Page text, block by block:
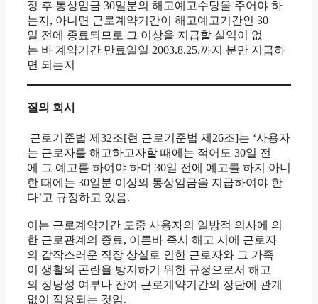
정 후 통상임금 30일분의 해고예고수당을 주어야 하
는지, 아니면 근로계약기간이 해고예고기간인 30
일 전에 종료되므로 그 이상을 지급할 실익이 없
는 바 계약기간 만료일일 2003.8.25.까지 분만 지급하
면 되는지
질의 회시
근로기준법 제32조[현 근로기준법 제26조]는 ‘사용자
는 근로자를 해고하고자할 때에는 적어도 30일 전
에 그 예고를 하여야 하며 30일 전에 예고를 하지 아니
한 때에는 30일분 이상의 통상임금을 지급하여야 한
다’고 규정하고 있음.
이는 근로계약기간 도중 사용자의 일방적 의사에 의
한 근로관계의 종료, 이른바 즉시 해고 시에 근로자
의 갑작스러운 직장 상실로 인한 근로자와 그 가족
이 생활의 곤란을 방지하기 위한 규정으로서 해고
의 정당성 여부나 잔여 근로계약기간의 장단에 관계
없이 적용되는 것임.